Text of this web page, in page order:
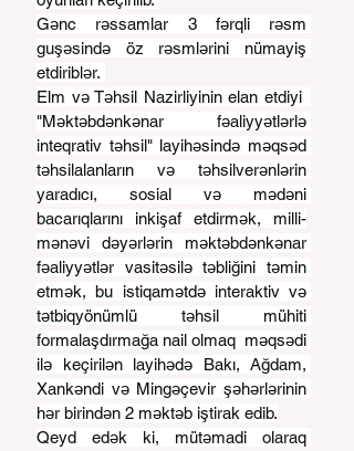
Gənc rəssamlar 3 fərqli rəsm
guşəsində öz rəsmlərini nümayiş
etdiriblər.
Elm və Təhsil Nazirliyinin elan etdiyi
"Məktəbdənkənar fəaliyyətlərlə
inteqrativ təhsil" layihəsində məqsəd
təhsilalanların və təhsilverənlərin
yaradıcı, sosial və mədəni
bacarıqlarını inkişaf etdirmək, milli-
mənəvi dəyərlərin məktəbdənkənar
fəaliyyətlər vasitəsilə təbliğini təmin
etmək, bu istiqamətdə interaktiv və
tətbiqyönümlü təhsil mühiti
formalaşdırmağa nail olmaq  məqsədi
ilə keçirilən layihədə Bakı, Ağdam,
Xankəndi və Mingəçevir şəhərlərinin
hər birindən 2 məktəb iştirak edib.
Qeyd edək ki, mütəmadi olaraq